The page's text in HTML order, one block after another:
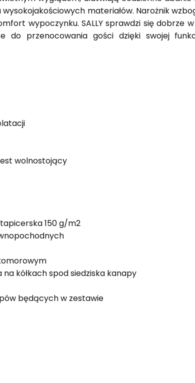
materiałów. Narożnik
wypoczynku. SALLY sprawdzi się dobrze
do przenocowania gości dzięki swojej
wolnostojący
150 g/m2
kółkach spod siedziska kanapy
będących w zestawie